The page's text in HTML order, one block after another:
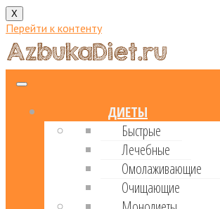
X
Перейти к контенту
ДИЕТЫ
Быстрые
Лечебные
Омолаживающие
Очищающие